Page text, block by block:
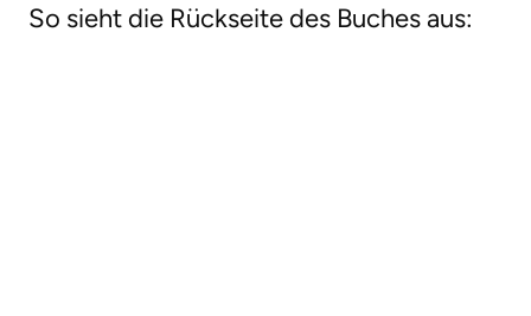
So sieht die Rückseite des Buches aus: